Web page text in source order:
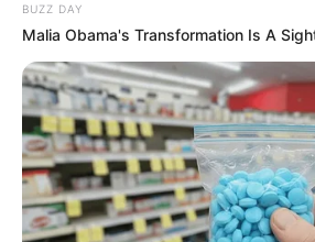
BUZZ DAY
Malia Obama's Transformation Is A